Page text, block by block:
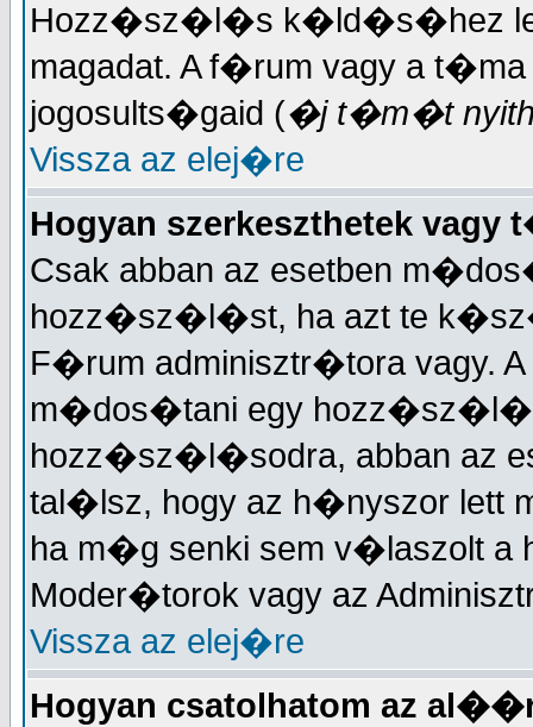
Hozz�sz�l�s k�ld�s�hez
magadat. A f�rum vagy a
jogosults�gaid (�j t�m�t
Vissza az elej�re
Hogyan szerkeszthetek
Csak abban az esetben
hozz�sz�l�st, ha azt te
F�rum adminisztr�tora vagy. A
m�dos�tani egy
hozz�sz�l�sodra, abban az
tal�lsz, hogy az h�nyszor lett
ha m�g senki sem v�laszolt
Moder�torok vagy az
Vissza az elej�re
Hogyan csatolhatom az